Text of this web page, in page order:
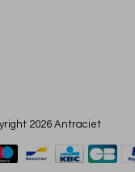
2026 Antraciet